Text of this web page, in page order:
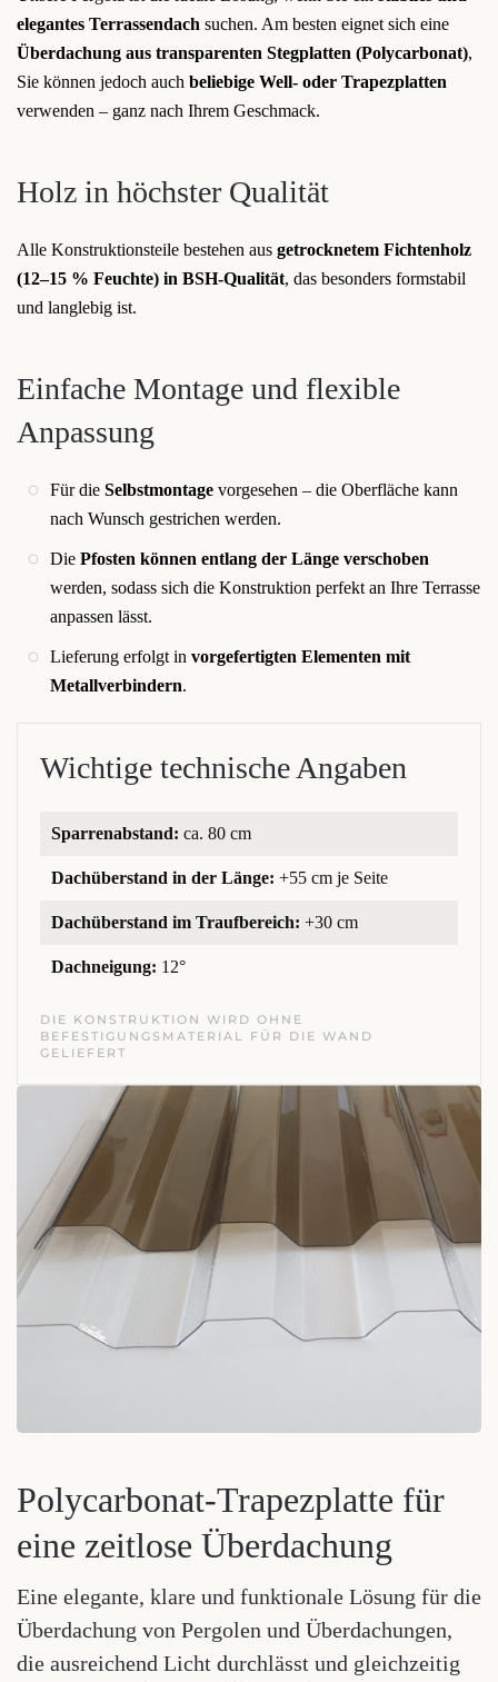
elegantes Terrassendach suchen. Am besten eignet sich eine
Überdachung aus transparenten Stegplatten (Polycarbonat),
Sie können jedoch auch beliebige Well- oder Trapezplatten
verwenden – ganz nach Ihrem Geschmack.
Holz in höchster Qualität
Alle Konstruktionsteile bestehen aus getrocknetem Fichtenholz
(12–15 % Feuchte) in BSH-Qualität, das besonders formstabil
und langlebig ist.
Einfache Montage und flexible
Anpassung
Für die Selbstmontage vorgesehen – die Oberfläche kann
nach Wunsch gestrichen werden.
Die Pfosten können entlang der Länge verschoben
werden, sodass sich die Konstruktion perfekt an Ihre Terrasse
anpassen lässt.
Lieferung erfolgt in vorgefertigten Elementen mit
Metallverbindern.
Wichtige technische Angaben
Sparrenabstand: ca. 80 cm
Dachüberstand in der Länge: +55 cm je Seite
Dachüberstand im Traufbereich: +30 cm
Dachneigung: 12°
DIE KONSTRUKTION WIRD OHNE
BEFESTIGUNGSMATERIAL FÜR DIE WAND
GELIEFERT
Polycarbonat-Trapezplatte für
eine zeitlose Überdachung
Eine elegante, klare und funktionale Lösung für die
Überdachung von Pergolen und Überdachungen,
die ausreichend Licht durchlässt und gleichzeitig